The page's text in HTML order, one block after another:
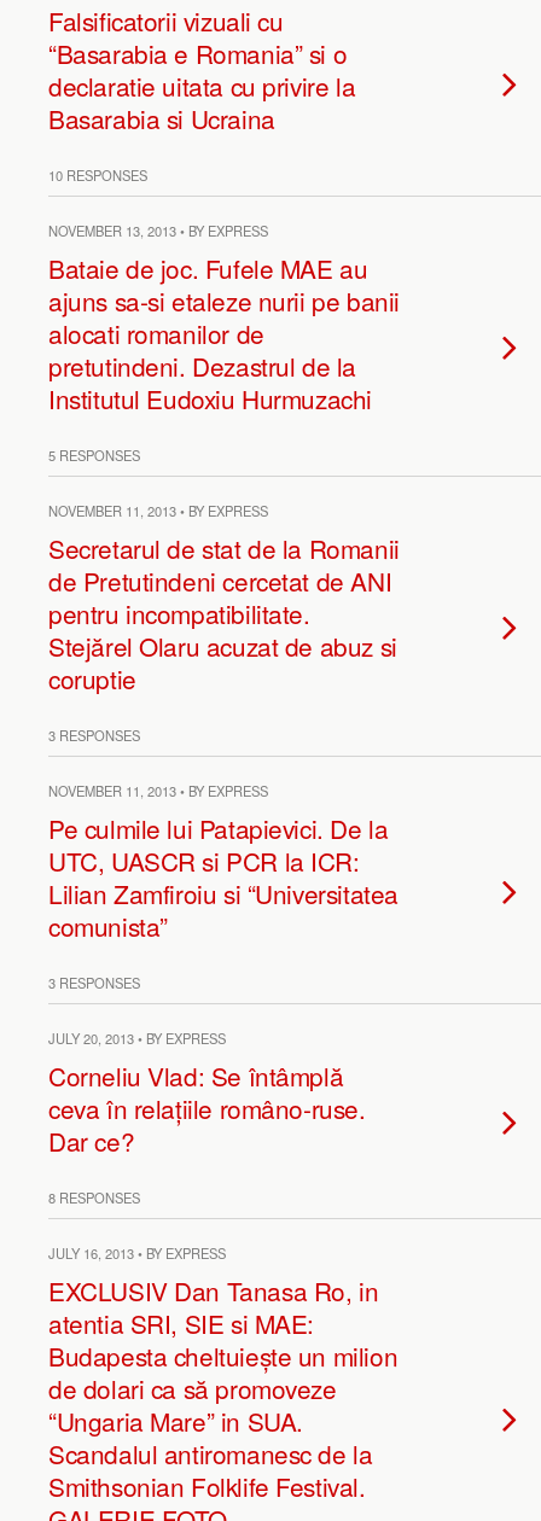
Falsificatorii vizuali cu
“Basarabia e Romania” si o
declaratie uitata cu privire la
Basarabia si Ucraina
10 RESPONSES
NOVEMBER 13, 2013 • BY EXPRESS
Bataie de joc. Fufele MAE au
ajuns sa-si etaleze nurii pe banii
alocati romanilor de
pretutindeni. Dezastrul de la
Institutul Eudoxiu Hurmuzachi
5 RESPONSES
NOVEMBER 11, 2013 • BY EXPRESS
Secretarul de stat de la Romanii
de Pretutindeni cercetat de ANI
pentru incompatibilitate.
Stejărel Olaru acuzat de abuz si
coruptie
3 RESPONSES
NOVEMBER 11, 2013 • BY EXPRESS
Pe culmile lui Patapievici. De la
UTC, UASCR si PCR la ICR:
Lilian Zamfiroiu si “Universitatea
comunista”
3 RESPONSES
JULY 20, 2013 • BY EXPRESS
Corneliu Vlad: Se întâmplă
ceva în relațiile româno-ruse.
Dar ce?
8 RESPONSES
JULY 16, 2013 • BY EXPRESS
EXCLUSIV Dan Tanasa Ro, in
atentia SRI, SIE si MAE:
Budapesta cheltuiește un milion
de dolari ca să promoveze
“Ungaria Mare” in SUA.
Scandalul antiromanesc de la
Smithsonian Folklife Festival.